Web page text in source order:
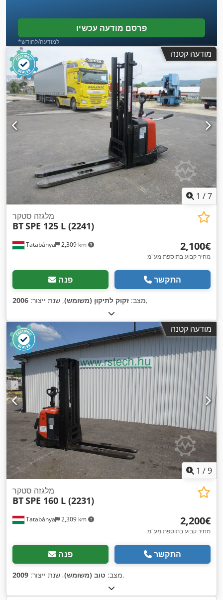
פרסם מודעה עכשיו
*למודעה/לחודש
מודעה קטנה
1 /7
Tatabánya 2,309 km
מלגזה סטקר
BTSPE 125 L (2241)
‏2,100 ‏€
מחיר קבוע בתוספת מע"מ
פנה התקשר
מצב: זקוק לתיקון (משומש), שנת ייצור: 2006 ,
מודעה קטנה
1 /9
Tatabánya 2,309 km
מלגזה סטקר
BTSPE 160 L (2231)
‏2,200 ‏€
מחיר קבוע בתוספת מע"מ
פנה התקשר
מצב: טוב (משומש), שנת ייצור: 2009 ,